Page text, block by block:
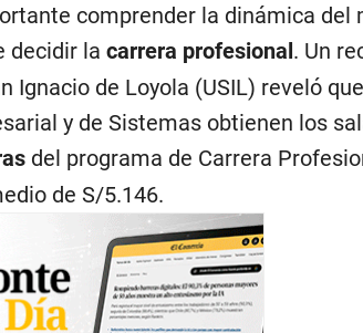
comprender la dinámica del
decidir la carrera profesional. Un
Ignacio de Loyola (USIL) reveló
y de Sistemas obtienen los
del programa de Carrera
de S/5.146.